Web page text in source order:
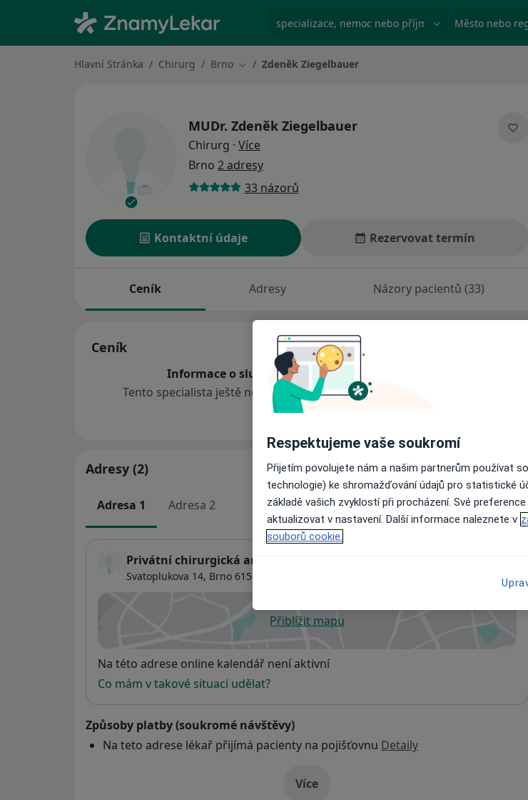
specializace, nemoc nebo příjmení Město nebo
Hlavní Stránka Chirurg Brno Změna města
Zdeněk Ziegelbauer
MUDr. Zdeněk Ziegelbauer
Chirurg · Více
Brno 2 adresy
33 názorů
Kontaktní údaje Rezervovat termín
Ceník Adresy Názory pacientů (33)
Ceník
Informace o službách a cenách nejsou k dispozici
Tento specialista ještě nepřidával žádné informace o svých službách.
Adresy (2)
Adresa 1 Adresa 2
Privátní chirurgická ambulance
Svatoplukova 14, Brno 61500
Přiblížit mapuse otevře v nové záložce
Dostupnost
Na této adrese online kalendář není aktivní
Co mám v takové situaci udělat?
Způsoby platby (soukromé návštěvy)
Na teto adrese lékař přijímá pacienty na pojišťovnu Detaily
Víceo adrese
Respektujeme vaše soukromí
Přijetím povolujete nám a našim partnerům používat
technologie) ke shromažďování údajů pro statistické
základě vašich zvyklostí při procházení. Své
aktualizovat v nastavení. Další informace naleznete v
souborů cookie.